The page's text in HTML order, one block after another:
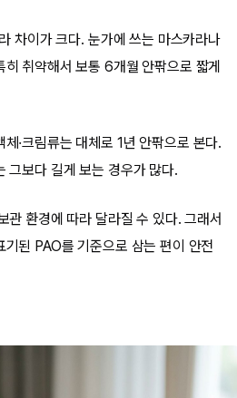
차이가 크다. 눈가에 쓰는 마스카라나
취약해서 보통 6개월 안팎으로 짧게
·크림류는 대체로 1년 안팎으로 본다.
그보다 길게 보는 경우가 많다.
관 환경에 따라 달라질 수 있다. 그래서
된 PAO를 기준으로 삼는 편이 안전